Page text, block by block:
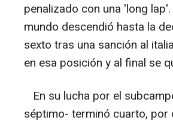
penalizado con una 'long
mundo descendió hasta la
sexto tras una sanción al
en esa posición y al final se
En su lucha por el
séptimo- terminó cuarto, por